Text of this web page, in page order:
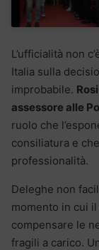
L’ufficialità non
Italia sulla
improbabile.
assessore alle
ruolo che
consiliatura e
professionalità.
Deleghe non
momento in cui
compensare le
fragili a carico.